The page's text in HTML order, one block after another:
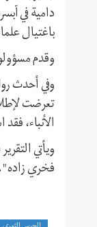
دامية في
باغتيال
وقدم
وفي أحدث
تعرضت
الأنباء،
ويأتي
فخري زاده".